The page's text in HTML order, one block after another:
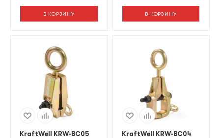
В КОРЗИНУ В КОРЗИНУ
KraftWell KRW-BC05
KraftWell KRW-BC04